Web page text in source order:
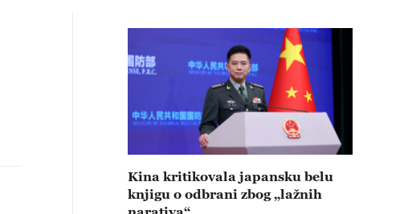
Kina kritikovala japansku belu
knjigu o odbrani zbog „lažnih